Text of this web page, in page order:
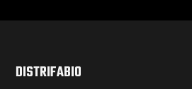
DISTRIFABIO